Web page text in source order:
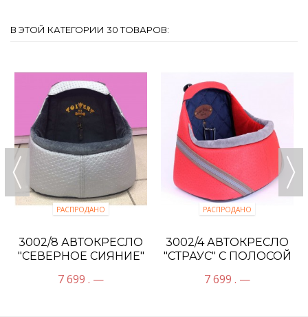
В ЭТОЙ КАТЕГОРИИ 30 ТОВАРОВ:
РАСПРОДАНО
3002/8 АВТОКРЕСЛО
"СЕВЕРНОЕ СИЯНИЕ"
7 699 . —
РАСПРОДАНО
3002/4 АВТОКРЕСЛО
"СТРАУС" С ПОЛОСОЙ
7 699 . —